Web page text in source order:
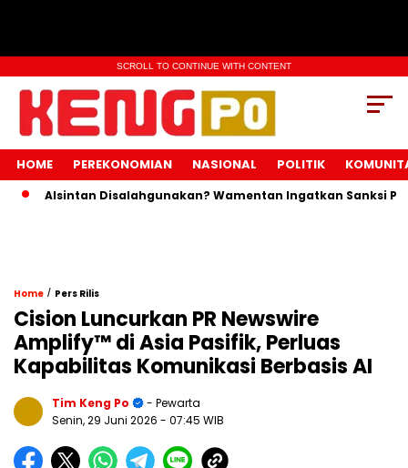
SCROLL TO CONTINUE WITH CONTENT
HOME PEREKONOMIAN NASIONAL POLITIK
Alsintan Disalahgunakan? Wamentan Ingatkan Sanksi Pidana
Home / Pers Rilis
Cision Luncurkan PR Newswire
Amplify™ di Asia Pasifik, Perluas
Kapabilitas Komunikasi Berbasis AI
Tim Keng Po
- Pewarta
Senin, 29 Juni 2026 - 07:45 WIB